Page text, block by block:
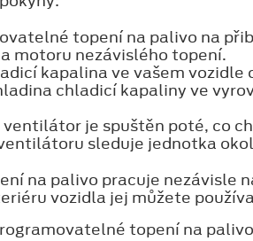
topení na palivo na
motoru nezávislého topení.
kapalina ve vašem
chladicí kapaliny ve
je spuštěn poté, co
sleduje jednotka
na palivo pracuje nezávisle
vozidla jej můžete
topení na